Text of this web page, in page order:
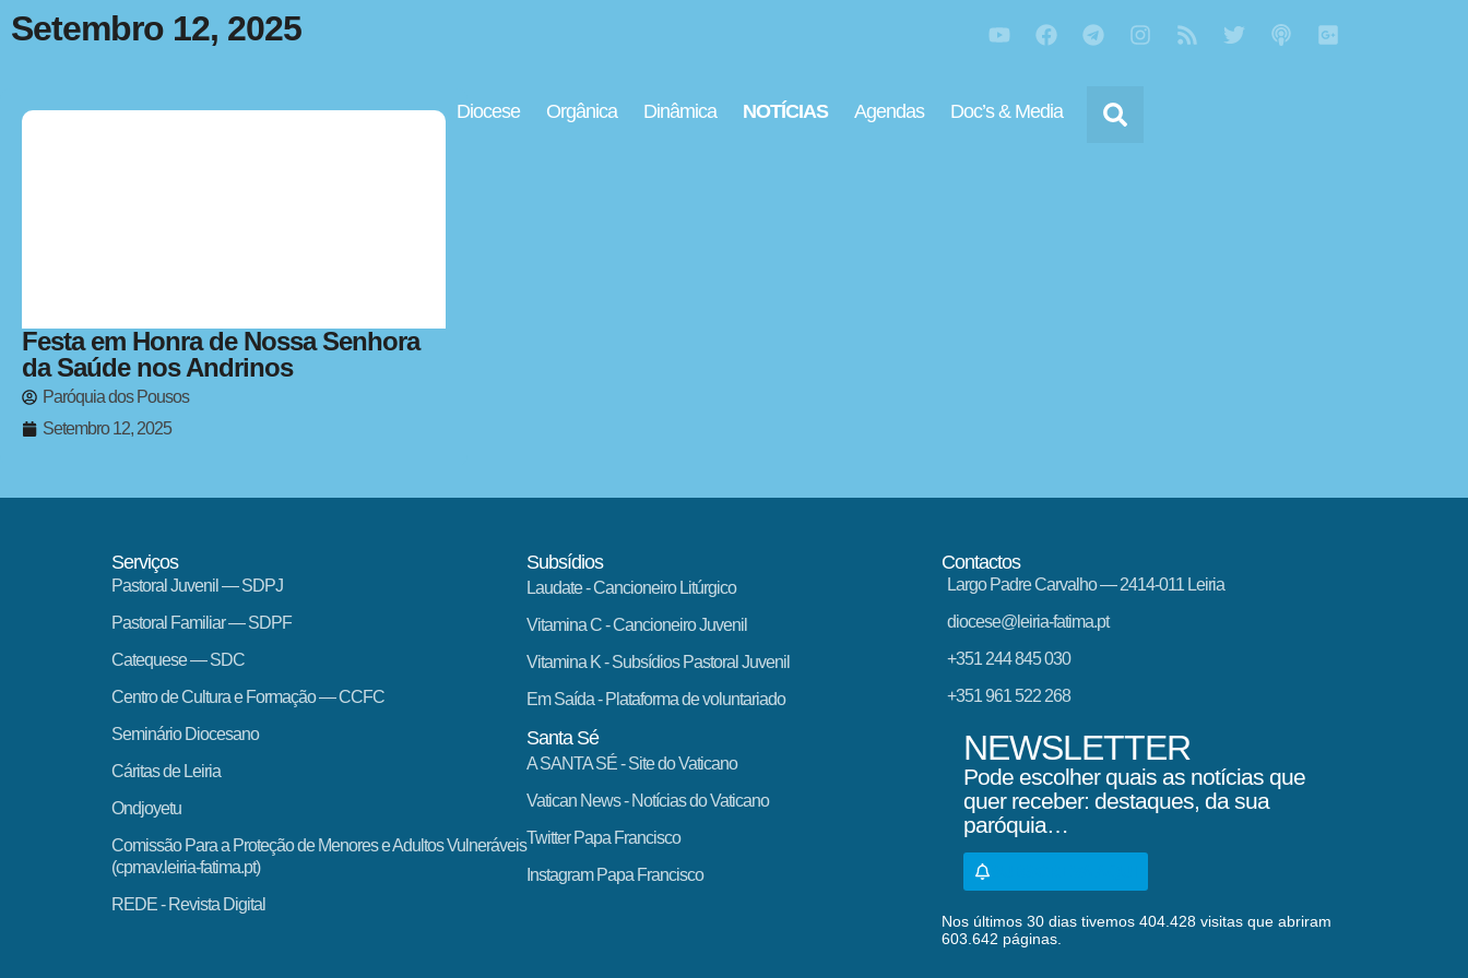
Diocese Orgânica Dinâmica NOTÍCIAS Agendas Doc’s & Media
Setembro 12, 2025
Festa em Honra de Nossa Senhora
da Saúde nos Andrinos
Paróquia dos Pousos
Setembro 12, 2025
Serviços
Pastoral Juvenil — SDPJ
Pastoral Familiar — SDPF
Catequese — SDC
Centro de Cultura e Formação — CCFC
Seminário Diocesano
Cáritas de Leiria
Ondjoyetu
Comissão Para a Proteção de Menores e Adultos Vulneráveis
(cpmav.leiria-fatima.pt)
REDE - Revista Digital
Subsídios
Laudate- Cancioneiro Litúrgico
Vitamina C- Cancioneiro Juvenil
Vitamina K- Subsídios Pastoral Juvenil
Em Saída- Plataforma de voluntariado
Santa Sé
A SANTA SÉ - Site do Vaticano
Vatican News- Notícias do Vaticano
Twitter Papa Francisco
Instagram Papa Francisco
Contactos
Largo Padre Carvalho — 2414-011 Leiria
diocese@leiria-fatima.pt
+351 244 845 030
+351 961 522 268
NEWSLETTER
Pode escolher quais as notícias que
quer receber: destaques, da sua
paróquia…
Nos últimos 30 dias tivemos 404.428 visitas que abriram
603.642 páginas.